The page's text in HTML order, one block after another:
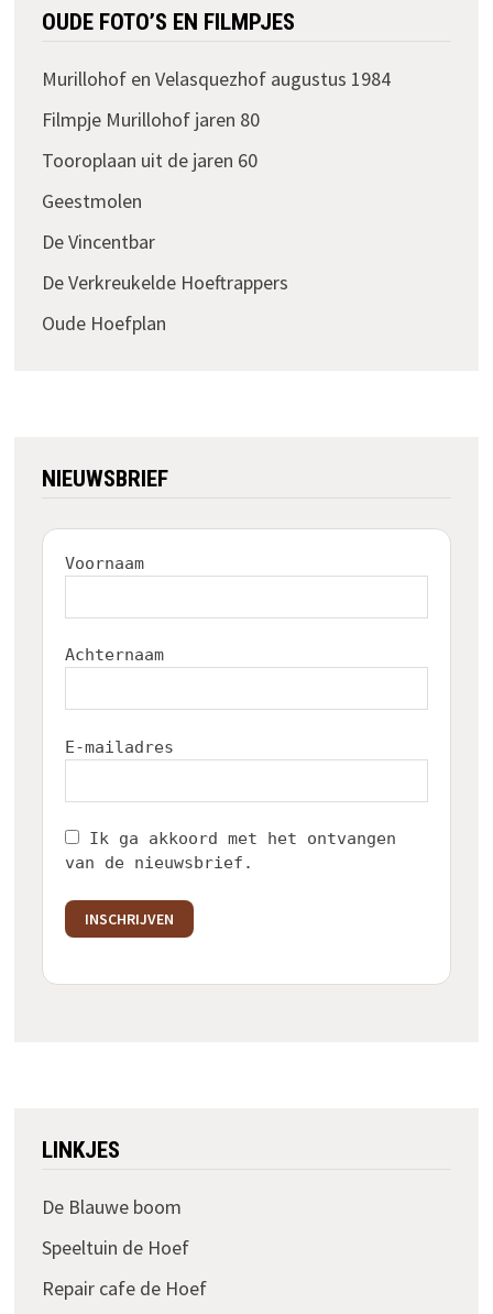
OUDE FOTO’S EN FILMPJES
Murillohof en Velasquezhof augustus 1984
Filmpje Murillohof jaren 80
Tooroplaan uit de jaren 60
Geestmolen
De Vincentbar
De Verkreukelde Hoeftrappers
Oude Hoefplan
NIEUWSBRIEF
Voornaam
Achternaam
E-mailadres
Ik ga akkoord met het ontvangen
van de nieuwsbrief.
INSCHRIJVEN
LINKJES
De Blauwe boom
Speeltuin de Hoef
Repair cafe de Hoef